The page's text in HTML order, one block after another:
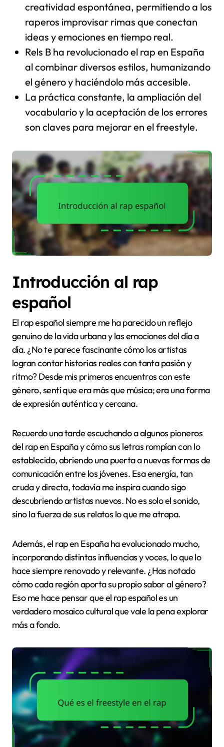
creatividad espontánea, permitiendo a los
raperos improvisar rimas que conectan
ideas y emociones en tiempo real.
Rels B ha revolucionado el rap en España
al combinar diversos estilos, humanizando
el género y haciéndolo más accesible.
La práctica constante, la ampliación del
vocabulario y la aceptación de los errores
son claves para mejorar en el freestyle.
Introducción al rap
español
El rap español siempre me ha parecido un reflejo
genuino de la vida urbana y las emociones del día a
día. ¿No te parece fascinante cómo los artistas
logran contar historias reales con tanta pasión y
ritmo? Desde mis primeros encuentros con este
género, sentí que era más que música; era una forma
de expresión auténtica y cercana.
Recuerdo una tarde escuchando a algunos pioneros
del rap en España y cómo sus letras rompían con lo
establecido, abriendo una puerta a nuevas formas de
comunicación entre los jóvenes. Esa energía, tan
cruda y directa, todavía me inspira cuando sigo
descubriendo artistas nuevos. No es solo el sonido,
sino la fuerza de sus relatos lo que me atrapa.
Además, el rap en España ha evolucionado mucho,
incorporando distintas influencias y voces, lo que lo
hace siempre renovado y relevante. ¿Has notado
cómo cada región aporta su propio sabor al género?
Eso me hace pensar que el rap español es un
verdadero mosaico cultural que vale la pena explorar
más a fondo.